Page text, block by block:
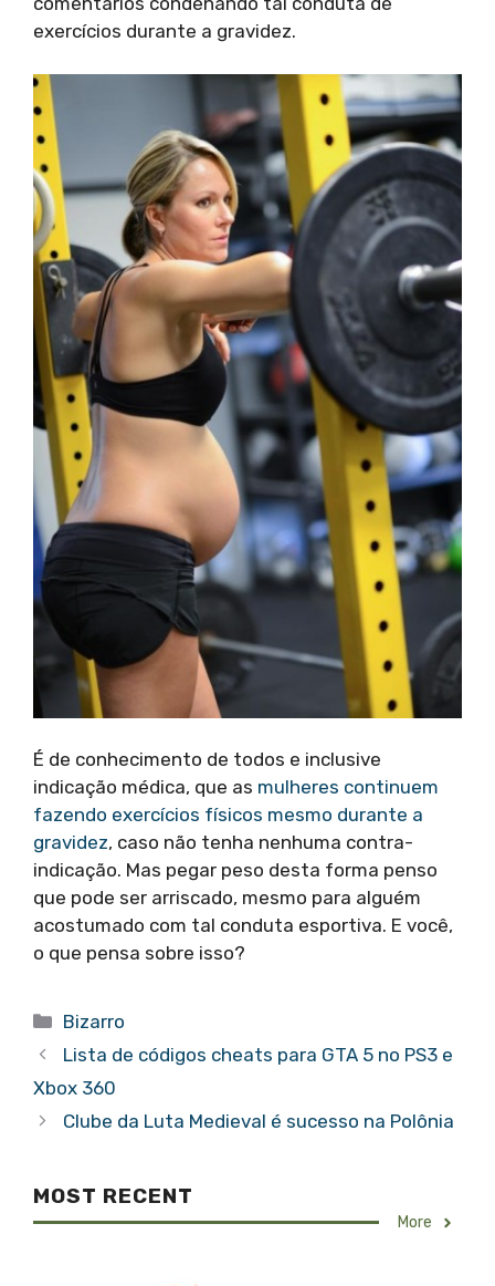
exercícios durante a gravidez.
É de conhecimento de todos e inclusive
indicação médica, que as mulheres continuem
fazendo exercícios físicos mesmo durante a
gravidez, caso não tenha nenhuma contra-
indicação. Mas pegar peso desta forma penso
que pode ser arriscado, mesmo para alguém
acostumado com tal conduta esportiva. E você,
o que pensa sobre isso?
Categorias
Bizarro
Lista de códigos cheats para GTA 5 no PS3 e
Xbox 360
Clube da Luta Medieval é sucesso na Polônia
MOST RECENT
More